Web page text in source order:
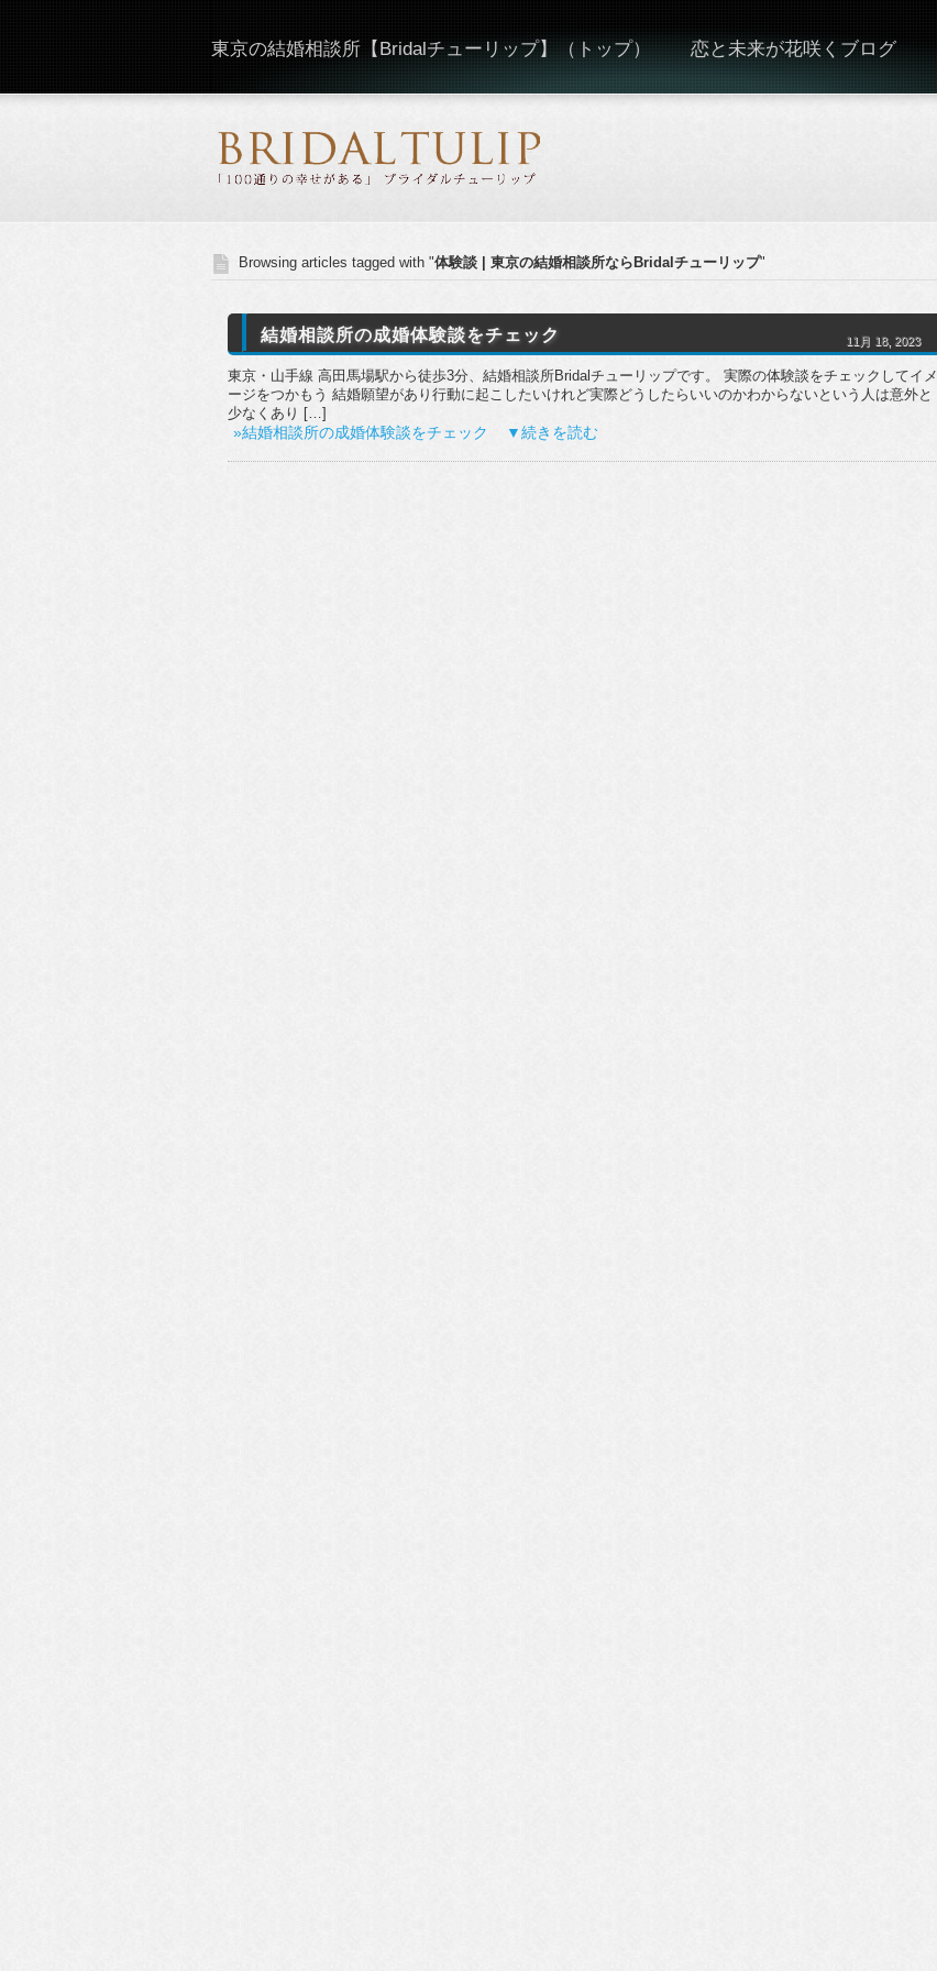
東京の結婚相談所【Bridalチューリップ】（トップ） 恋と未来が花咲くブログ
Browsing articles tagged with "体験談 | 東京の結婚相談所ならBridalチューリップ"
結婚相談所の成婚体験談をチェック 11月 18, 2023
東京・山手線 高田馬場駅から徒歩3分、結婚相談所Bridalチューリップです。 実際の体験談をチェックしてイメ
ージをつかもう 結婚願望があり行動に起こしたいけれど実際どうしたらいいのかわからないという人は意外と
少なくあり […]
»結婚相談所の成婚体験談をチェック ▼続きを読む